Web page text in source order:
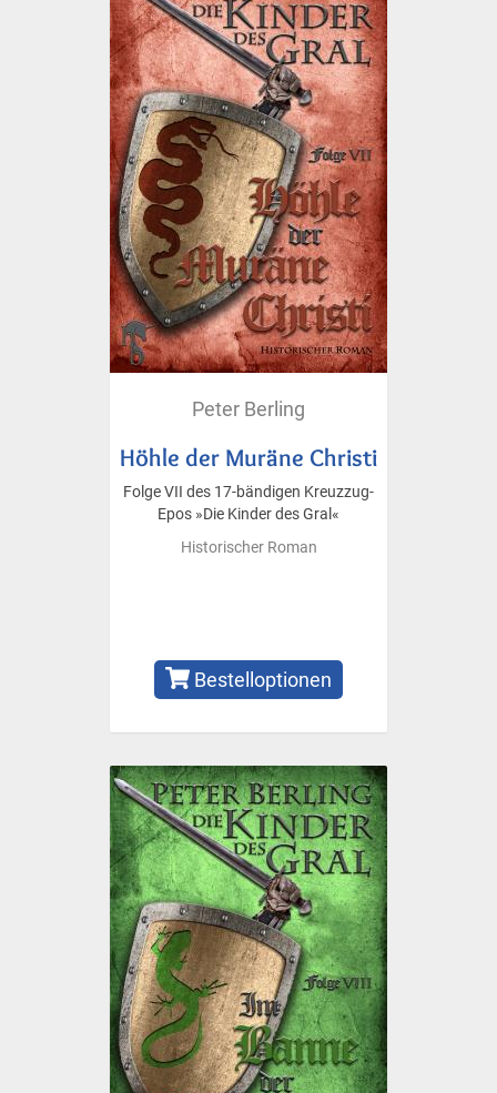
Peter Berling
Höhle der Muräne Christi
Folge VII des 17-bändigen Kreuzzug-
Epos »Die Kinder des Gral«
Historischer Roman
Bestelloptionen